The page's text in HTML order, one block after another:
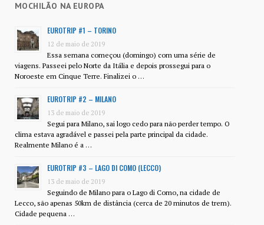
MOCHILÃO NA EUROPA
EUROTRIP #1 – TORINO
12 de maio de 2019
Essa semana começou (domingo) com uma série de
viagens. Passeei pelo Norte da Itália e depois prossegui para o
Noroeste em Cinque Terre. Finalizei o …
EUROTRIP #2 – MILANO
13 de maio de 2019
Segui para Milano, sai logo cedo para não perder tempo. O
clima estava agradável e passei pela parte principal da cidade.
Realmente Milano é a …
EUROTRIP #3 – LAGO DI COMO (LECCO)
13 de maio de 2019
Seguindo de Milano para o Lago di Como, na cidade de
Lecco, são apenas 50km de distância (cerca de 20 minutos de trem).
Cidade pequena …